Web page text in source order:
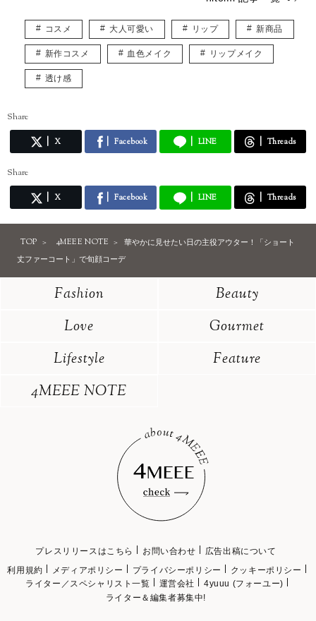
コスメ 大人可愛い リップ 新商品
新作コスメ 血色メイク リップメイク
透け感
Share
X Facebook LINE Threads
Share
X Facebook LINE Threads
TOP 4MEEE NOTE
華やかに見せたい日の主役アウター！「ショート
丈ファーコート」で旬顔コーデ
Fashion
Beauty
Love
Gourmet
Lifestyle
Feature
4MEEE NOTE
プレスリリースはこちら お問い合わせ
広告出稿について
利用規約
メディアポリシー プライバシーポリシー
クッキーポリシー
ライター／スペシャリスト一覧
運営会社
4yuuu (フォーユー)
ライター＆編集者募集中!